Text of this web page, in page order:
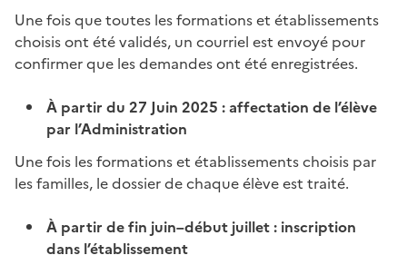
Une fois que toutes les formations et établissements
choisis ont été validés, un courriel est envoyé pour
confirmer que les demandes ont été enregistrées.
À partir du 27 Juin 2025 : affectation de l’élève
par l’Administration
Une fois les formations et établissements choisis par
les familles, le dossier de chaque élève est traité.
À partir de fin juin–début juillet : inscription
dans l’établissement